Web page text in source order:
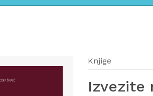
Knjige
Izvezite